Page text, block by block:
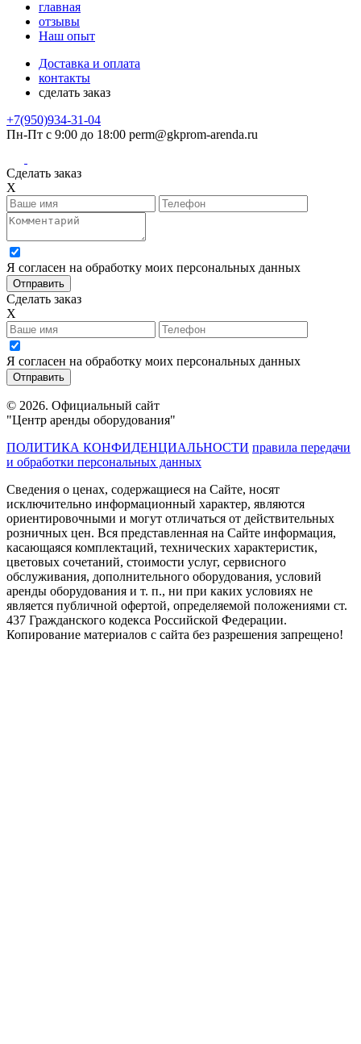
главная
отзывы
Наш опыт
Доставка и оплата
контакты
сделать заказ
+7(950)934-31-04
Пн-Пт с 9:00 до 18:00 perm@gkprom-arenda.ru
Сделать заказ
X
Я согласен на обработку моих персональных данных
Сделать заказ
X
Я согласен на обработку моих персональных данных
© 2026. Официальный сайт
"Центр аренды оборудования"
ПОЛИТИКА КОНФИДЕНЦИАЛЬНОСТИ правила передачи
и обработки персональных данных
Сведения о ценах, содержащиеся на Сайте, носят
исключительно информационный характер, являются
ориентировочными и могут отличаться от действительных
розничных цен. Вся представленная на Сайте информация,
касающаяся комплектаций, технических характеристик,
цветовых сочетаний, стоимости услуг, сервисного
обслуживания, дополнительного оборудования, условий
аренды оборудования и т. п., ни при каких условиях не
является публичной офертой, определяемой положениями ст.
437 Гражданского кодекса Российской Федерации.
Копирование материалов с сайта без разрешения запрещено!